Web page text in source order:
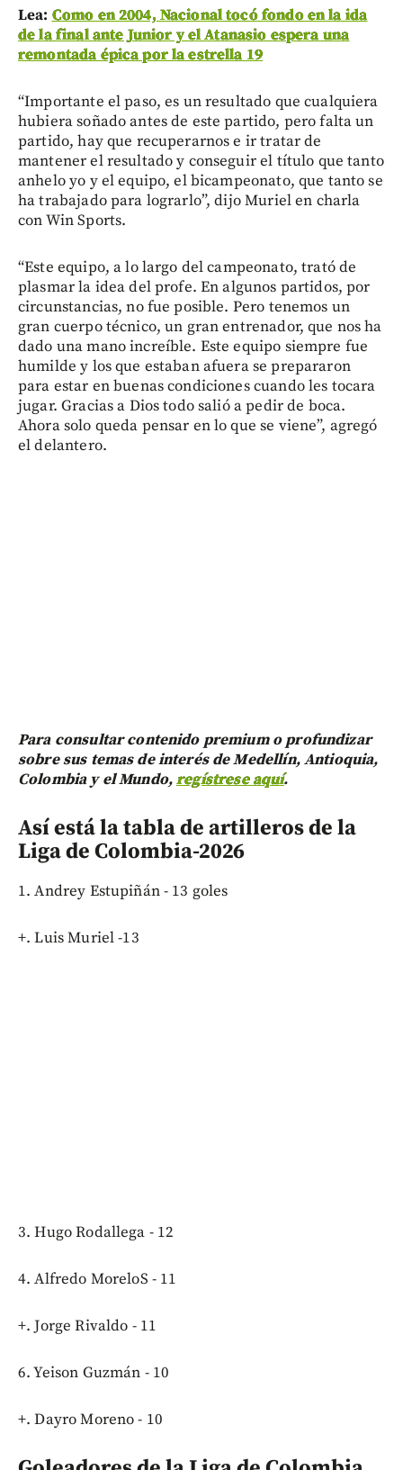
Lea: Como en 2004, Nacional tocó fondo en la ida
de la final ante Junior y el Atanasio espera una
remontada épica por la estrella 19
“Importante el paso, es un resultado que cualquiera
hubiera soñado antes de este partido, pero falta un
partido, hay que recuperarnos e ir tratar de
mantener el resultado y conseguir el título que tanto
anhelo yo y el equipo, el bicampeonato, que tanto se
ha trabajado para lograrlo”, dijo Muriel en charla
con Win Sports.
“Este equipo, a lo largo del campeonato, trató de
plasmar la idea del profe. En algunos partidos, por
circunstancias, no fue posible. Pero tenemos un
gran cuerpo técnico, un gran entrenador, que nos ha
dado una mano increíble. Este equipo siempre fue
humilde y los que estaban afuera se prepararon
para estar en buenas condiciones cuando les tocara
jugar. Gracias a Dios todo salió a pedir de boca.
Ahora solo queda pensar en lo que se viene”, agregó
el delantero.
Para consultar contenido premium o profundizar
sobre sus temas de interés de Medellín, Antioquia,
Colombia y el Mundo,regístrese aquí.
Así está la tabla de artilleros de la
Liga de Colombia-2026
1. Andrey Estupiñán - 13 goles
+. Luis Muriel -13
3. Hugo Rodallega - 12
4. Alfredo MoreloS - 11
+. Jorge Rivaldo - 11
6. Yeison Guzmán - 10
+. Dayro Moreno - 10